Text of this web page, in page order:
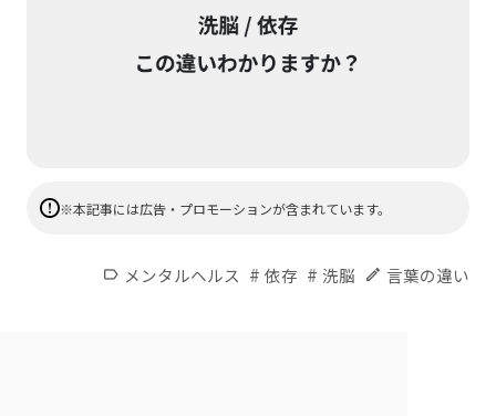
※本記事には広告・プロモーションが含まれています。
label メンタルヘルス # 依存 # 洗脳 edit 言葉の違い